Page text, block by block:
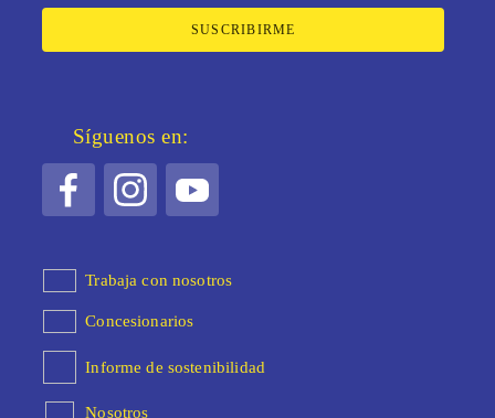
SUSCRIBIRME
Síguenos en:
Trabaja con nosotros
Concesionarios
Informe de sostenibilidad
Nosotros